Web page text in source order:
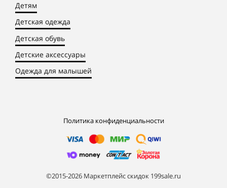
Детям
Детская одежда
Детская обувь
Детские аксессуары
Одежда для малышей
Политика конфиденциальности
©2015-2026 Маркетплейс скидок 199sale.ru